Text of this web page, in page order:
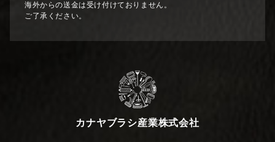
海外からの送金は受け付けておりません。
ご了承ください。
カナヤブラシ産業株式会社